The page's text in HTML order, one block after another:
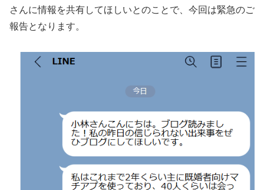
さんに情報を共有してほしいとのことで、今回は緊急のご
報告となります。